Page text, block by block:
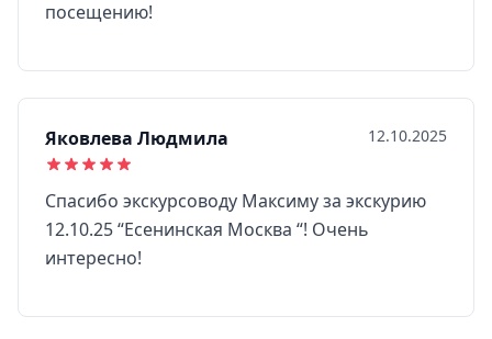
посещению!
Яковлева Людмила 12.10.2025
Спасибо экскурсоводу Максиму за экскурию
12.10.25 “Есенинская Москва “! Очень
интересно!